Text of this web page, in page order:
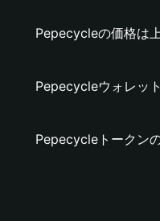
Pepecycleの価格は
Pepecycleウォレッ
Pepecycleトークン